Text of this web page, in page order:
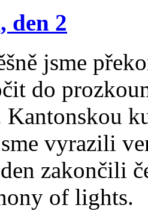
den 2
jsme
do
vyrazili
zakončili
of lights.